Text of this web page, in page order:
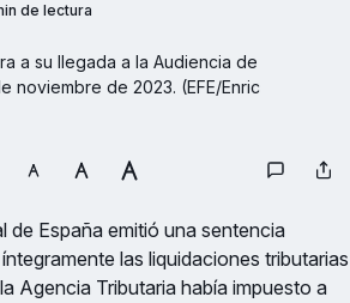
de lectura
a su llegada a la Audiencia de
noviembre de 2023. (EFE/Enric
de España emitió una sentencia
las liquidaciones tributarias
Agencia Tributaria había impuesto a